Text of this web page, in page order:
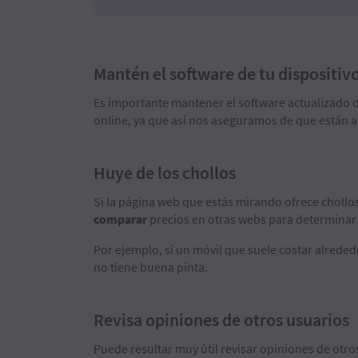
Mantén el software de tu
Es importante mantener el software
online, ya que así nos aseguramos de que están
Huye de los chollos
Si la página web que estás mirando ofrece
comparar precios en otras webs para
Por ejemplo, si un móvil que suele costar
no tiene buena pinta.
Revisa opiniones de otros usuarios
Puede resultar muy útil revisar opiniones de